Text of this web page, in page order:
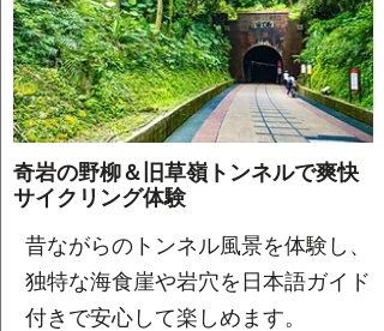
奇岩の野柳＆旧草嶺トンネルで爽快
サイクリング体験
昔ながらのトンネル風景を体験し、
独特な海食崖や岩穴を日本語ガイド
付きで安心して楽しめます。